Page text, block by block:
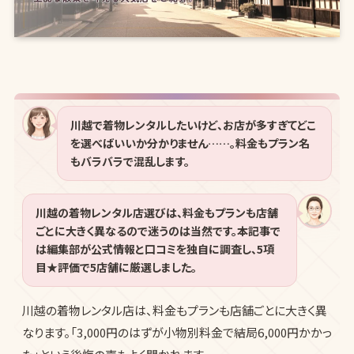
川越で着物レンタルしたいけど、お店が多すぎてどこ
を選べばいいか分かりません……。料金もプラン名
もバラバラで混乱します。
川越の着物レンタル店選びは、料金もプランも店舗
ごとに大きく異なるので迷うのは当然です。本記事で
は編集部が公式情報と口コミを独自に調査し、5項
目★評価で5店舗に厳選しました。
川越の着物レンタル店は、料金もプランも店舗ごとに大きく異
なります。「3,000円のはずが小物別料金で結局6,000円かかっ